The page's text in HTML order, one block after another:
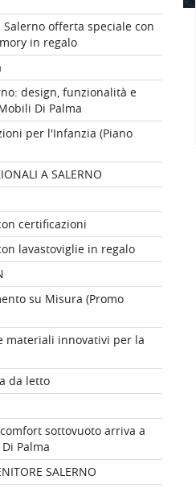
offerta speciale con
in regalo
design, funzionalità e
Di Palma
per l'Infanzia (Piano
A SALERNO
certificazioni
lavastoviglie in regalo
su Misura (Promo
materiali innovativi per la
da letto
sottovuoto arriva a
Palma
SALERNO